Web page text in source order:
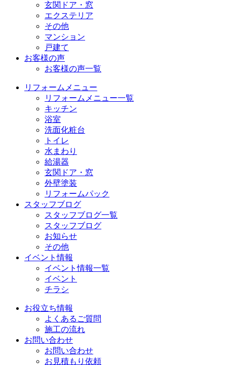
玄関ドア・窓
エクステリア
その他
マンション
戸建て
お客様の声
お客様の声一覧
リフォームメニュー
リフォームメニュー一覧
キッチン
浴室
洗面化粧台
トイレ
水まわり
給湯器
玄関ドア・窓
外壁塗装
リフォームパック
スタッフブログ
スタッフブログ一覧
スタッフブログ
お知らせ
その他
イベント情報
イベント情報一覧
イベント
チラシ
お役立ち情報
よくあるご質問
施工の流れ
お問い合わせ
お問い合わせ
お見積もり依頼